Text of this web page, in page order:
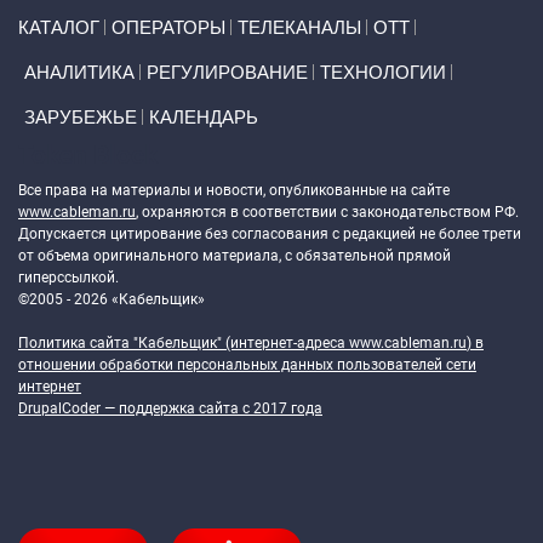
КАТАЛОГ ОПЕРАТОРЫ ТЕЛЕКАНАЛЫ ОТТ
АНАЛИТИКА РЕГУЛИРОВАНИЕ ТЕХНОЛОГИИ
ЗАРУБЕЖЬЕ КАЛЕНДАРЬ
Все права на материалы и новости, опубликованные на сайте
www.cableman.ru, охраняются в соответствии с законодательством РФ.
Допускается цитирование без согласования с редакцией не более трети
от объема оригинального материала, с обязательной прямой
гиперссылкой.
©2005 - 2026 «Кабельщик»
Политика сайта "Кабельщик" (интернет-адреса www.cableman.ru) в
отношении обработки персональных данных пользователей сети
интернет
DrupalCoder — поддержка сайта c 2017 года